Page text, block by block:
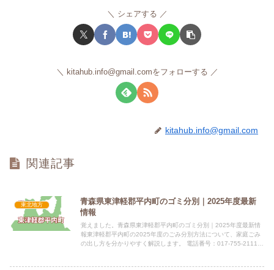
シェアする
kitahub.info@gmail.comをフォローする
kitahub.info@gmail.com
関連記事
東北地方
青森県東津軽郡平内町のゴミ分別｜2025年度最新
情報
覚えました。青森県東津軽郡平内町のゴミ分別｜2025年度最新情
報東津軽郡平内町の2025年度のごみ分別方法について、家庭ごみ
の出し方を分かりやすく解説します。 電話番号：017-755-2111